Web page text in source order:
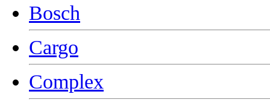
Bosch
Cargo
Complex